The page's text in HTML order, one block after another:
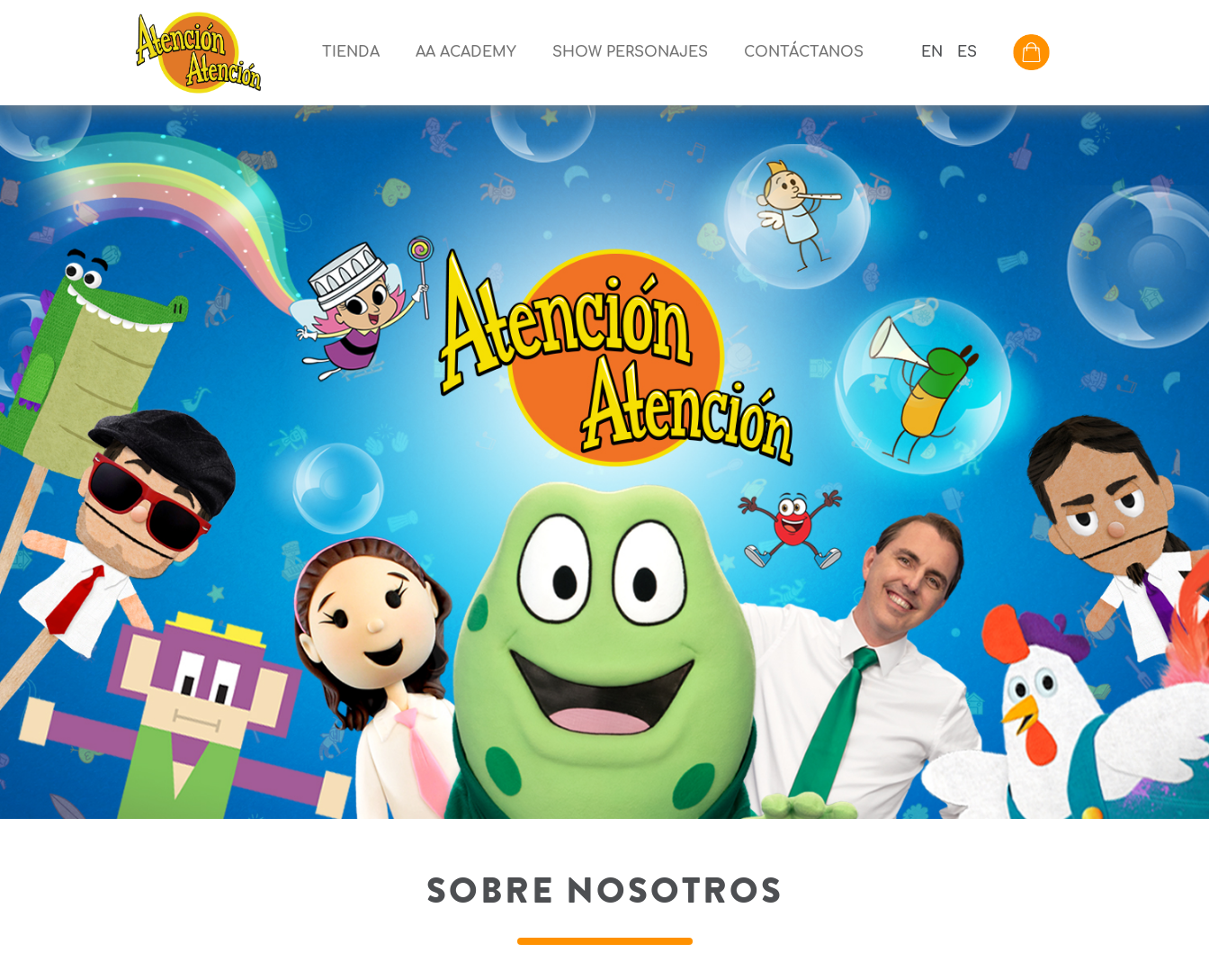
TIENDA AA ACADEMY SHOW PERSONAJES CONTÁCTANOS EN ES
SOBRE NOSOTROS